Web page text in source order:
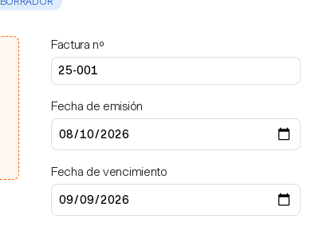
Factura nº
Fecha de emisión
Fecha de vencimiento